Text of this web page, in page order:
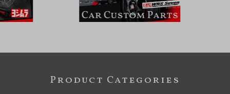
Product Categories